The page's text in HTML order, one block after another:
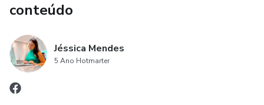
conteúdo
Jéssica Mendes
5 Ano Hotmarter